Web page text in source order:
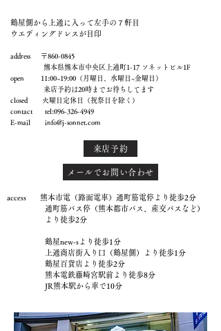
鶴屋側から上通に入って左手の７軒目
ウエディングドレスが目印
address 〒860-0845
熊本県熊本市中央区上通町1-17 ソネットビル1F
open 11:00~19:00（月曜日、水曜日~金曜日）
来店予約は20時までお待ちしてます
closed 火曜日定休日（祝祭日を除く）
contact tel:096-326-4949
E-mail info@j-sonnet.com
来店予約
メールでお問い合わせ
access 熊本市電（路面電車）通町筋電停より徒歩2分
通町筋バス停（熊本都市バス、産交バスなど）
より徒歩2分
鶴屋new-sより徒歩1分
上通商店街入り口（鶴屋側）より徒歩1分
鶴屋百貨店より徒歩2分
熊本電鉄藤崎宮駅前より徒歩8分
JR熊本駅から車で10分